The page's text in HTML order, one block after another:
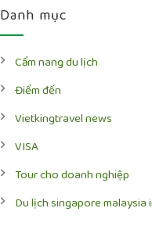
Danh mục
Cẩm nang du lịch
Điểm đến
Vietkingtravel news
VISA
Tour cho doanh nghiệp
Du lịch singapore malaysia